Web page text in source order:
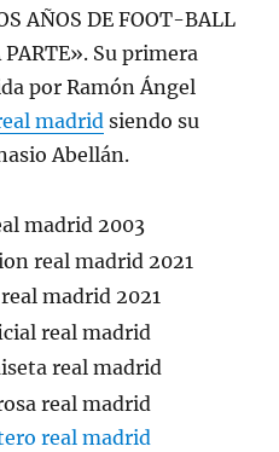
AÑOS DE FOOT-BALL
Su primera
por Ramón Ángel
madrid siendo su
Abellán.